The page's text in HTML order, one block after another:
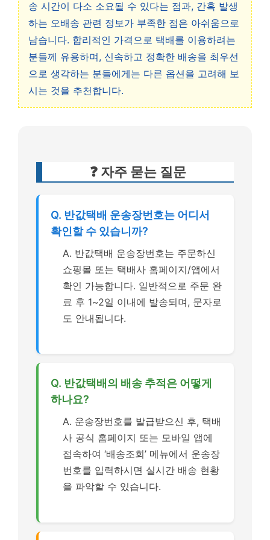
송 시간이 다소 소요될 수 있다는 점과, 간혹 발생
하는 오배송 관련 정보가 부족한 점은 아쉬움으로
남습니다. 합리적인 가격으로 택배를 이용하려는
분들께 유용하며, 신속하고 정확한 배송을 최우선
으로 생각하는 분들에게는 다른 옵션을 고려해 보
시는 것을 추천합니다.
❓ 자주 묻는 질문
Q. 반값택배 운송장번호는 어디서
확인할 수 있습니까?
A. 반값택배 운송장번호는 주문하신
쇼핑몰 또는 택배사 홈페이지/앱에서
확인 가능합니다. 일반적으로 주문 완
료 후 1~2일 이내에 발송되며, 문자로
도 안내됩니다.
Q. 반값택배의 배송 추적은 어떻게
하나요?
A. 운송장번호를 발급받으신 후, 택배
사 공식 홈페이지 또는 모바일 앱에
접속하여 ‘배송조회’ 메뉴에서 운송장
번호를 입력하시면 실시간 배송 현황
을 파악할 수 있습니다.